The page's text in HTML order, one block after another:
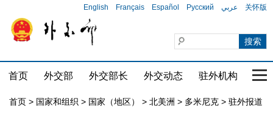
English Français Español Русский عربي 关怀版
首页 外交部 外交部长 外交动态 驻外机构 国
首页 > 国家和组织 > 国家（地区） > 北美洲 > 多米尼克 > 驻外报道